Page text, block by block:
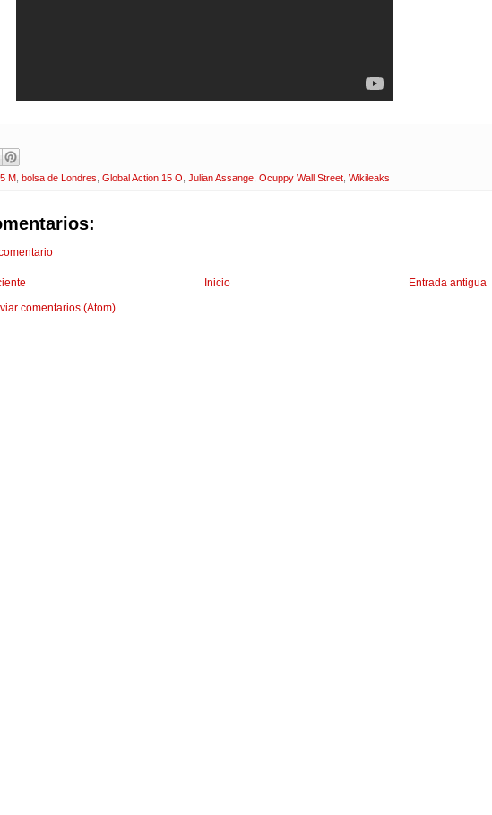
M bolsa de Londres Global Action 15 O Julian Assange Ocuppy Wall Street Wikileaks
Entrada antigua
Inicio
comentarios (Atom)